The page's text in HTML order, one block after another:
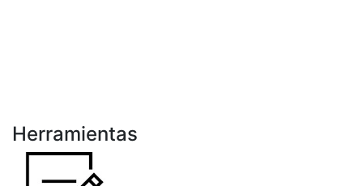
Herramientas